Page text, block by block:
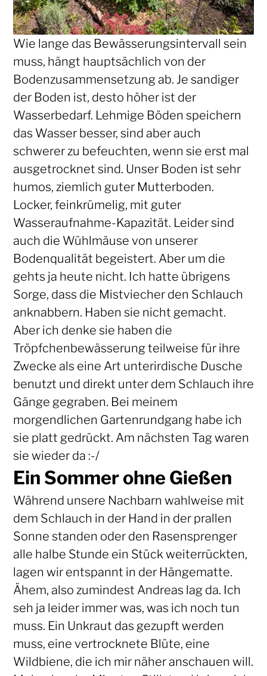
Wie lange das Bewässerungsintervall sein
muss, hängt hauptsächlich von der
Bodenzusammensetzung ab. Je sandiger
der Boden ist, desto höher ist der
Wasserbedarf. Lehmige Böden speichern
das Wasser besser, sind aber auch
schwerer zu befeuchten, wenn sie erst mal
ausgetrocknet sind. Unser Boden ist sehr
humos, ziemlich guter Mutterboden.
Locker, feinkrümelig, mit guter
Wasseraufnahme-Kapazität. Leider sind
auch die Wühlmäuse von unserer
Bodenqualität begeistert. Aber um die
gehts ja heute nicht. Ich hatte übrigens
Sorge, dass die Mistviecher den Schlauch
anknabbern. Haben sie nicht gemacht.
Aber ich denke sie haben die
Tröpfchenbewässerung teilweise für ihre
Zwecke als eine Art unterirdische Dusche
benutzt und direkt unter dem Schlauch ihre
Gänge gegraben. Bei meinem
morgendlichen Gartenrundgang habe ich
sie platt gedrückt. Am nächsten Tag waren
sie wieder da :-/
Ein Sommer ohne Gießen
Während unsere Nachbarn wahlweise mit
dem Schlauch in der Hand in der prallen
Sonne standen oder den Rasensprenger
alle halbe Stunde ein Stück weiterrückten,
lagen wir entspannt in der Hängematte.
Ähem, also zumindest Andreas lag da. Ich
seh ja leider immer was, was ich noch tun
muss. Ein Unkraut das gezupft werden
muss, eine vertrocknete Blüte, eine
Wildbiene, die ich mir näher anschauen will.